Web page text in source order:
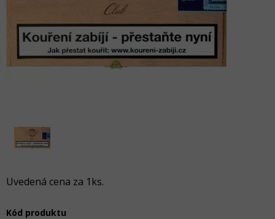
Uvedená cena za 1ks.
Kód produktu